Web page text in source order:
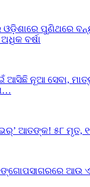
ଓଡ଼ିଶାରେ ପୁଣିଥରେ
ବର୍ଷା
ଆସିଛି ନୂଆ ସେବା,
ଆତଙ୍କ! ୫୮ ମୃତ,
ଆଉ